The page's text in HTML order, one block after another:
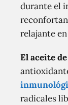
durante el
relajante
El aceite
radicales